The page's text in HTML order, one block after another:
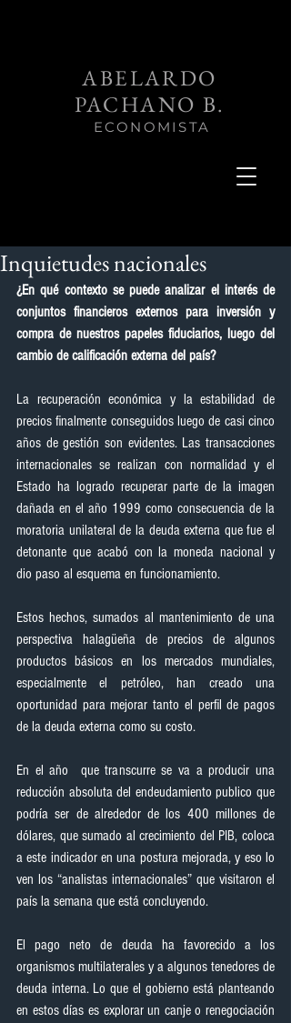
ABELARDO
PACHANO B.
ECONOMISTA
Inquietudes nacionales
¿En qué contexto se puede analizar el interés de
conjuntos financieros externos para inversión y
compra de nuestros papeles fiduciarios, luego del
cambio de calificación externa del país?
La recuperación económica y la estabilidad de
precios finalmente conseguidos luego de casi cinco
años de gestión son evidentes. Las transacciones
internacionales se realizan con normalidad y el
Estado ha logrado recuperar parte de la imagen
dañada en el año 1999 como consecuencia de la
moratoria unilateral de la deuda externa que fue el
detonante que acabó con la moneda nacional y
dio paso al esquema en funcionamiento.
Estos hechos, sumados al mantenimiento de una
perspectiva halagüeña de precios de algunos
productos básicos en los mercados mundiales,
especialmente el petróleo, han creado una
oportunidad para mejorar tanto el perfil de pagos
de la deuda externa como su costo.
En el año  que transcurre se va a producir una
reducción absoluta del endeudamiento publico que
podría ser de alrededor de los 400 millones de
dólares, que sumado al crecimiento del PIB, coloca
a este indicador en una postura mejorada, y eso lo
ven los “analistas internacionales” que visitaron el
país la semana que está concluyendo.
El pago neto de deuda ha favorecido a los
organismos multilaterales y a algunos tenedores de
deuda interna. Lo que el gobierno está planteando
en estos días es explorar un canje o renegociación